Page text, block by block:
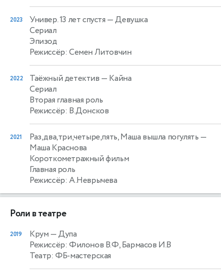
2023 Универ. 13 лет спустя — Девушка
Сериал
Эпизод
Режиссёр: Семен Литовчин
2022 Таёжный детектив — Кайна
Сериал
Вторая главная роль
Режиссёр: В.Донсков
2021 Раз,два,три,четыре,пять, Маша вышла погулять —
Маша Краснова
Короткометражный фильм
Главная роль
Режиссёр: А.Неврычева
Роли в театре
2019 Крум — Дупа
Режиссёр: Филонов В.Ф, Бармасов И.В
Театр: ФБ-мастерская